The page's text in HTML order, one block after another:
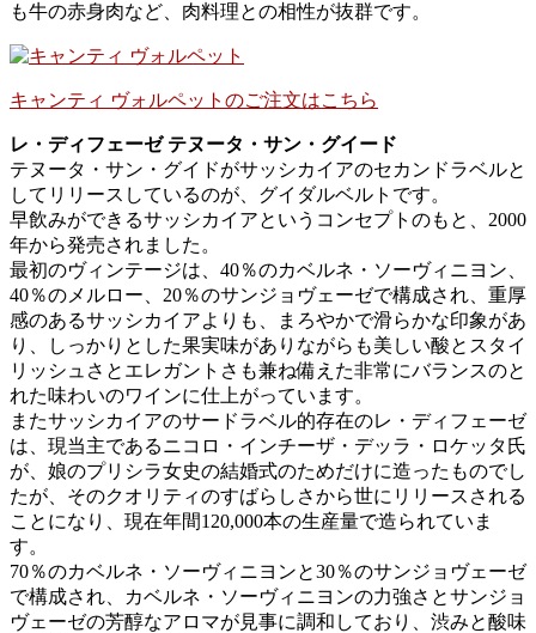
も牛の赤身肉など、肉料理との相性が抜群です。
キャンティ ヴォルペットのご注文はこちら
レ・ディフェーゼ テヌータ・サン・グイード
テヌータ・サン・グイドがサッシカイアのセカンドラベルと
してリリースしているのが、グイダルベルトです。
早飲みができるサッシカイアというコンセプトのもと、2000
年から発売されました。
最初のヴィンテージは、40％のカベルネ・ソーヴィニヨン、
40％のメルロー、20％のサンジョヴェーゼで構成され、重厚
感のあるサッシカイアよりも、まろやかで滑らかな印象があ
り、しっかりとした果実味がありながらも美しい酸とスタイ
リッシュさとエレガントさも兼ね備えた非常にバランスのと
れた味わいのワインに仕上がっています。
またサッシカイアのサードラベル的存在のレ・ディフェーゼ
は、現当主であるニコロ・インチーザ・デッラ・ロケッタ氏
が、娘のプリシラ女史の結婚式のためだけに造ったものでし
たが、そのクオリティのすばらしさから世にリリースされる
ことになり、現在年間120,000本の生産量で造られていま
す。
70％のカベルネ・ソーヴィニヨンと30％のサンジョヴェーゼ
で構成され、カベルネ・ソーヴィニヨンの力強さとサンジョ
ヴェーゼの芳醇なアロマが見事に調和しており、渋みと酸味